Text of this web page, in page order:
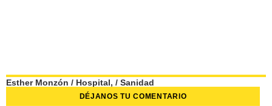
Esther Monzón / Hospital, / Sanidad
DÉJANOS TU COMENTARIO